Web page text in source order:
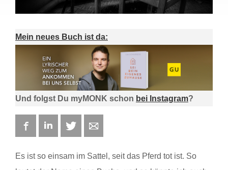
Mein neues Buch ist da:
Und folgst Du myMONK schon bei Instagram?
FacebookLinkedIn Twitter
Es ist so einsam im Sattel, seit das Pferd tot ist. So